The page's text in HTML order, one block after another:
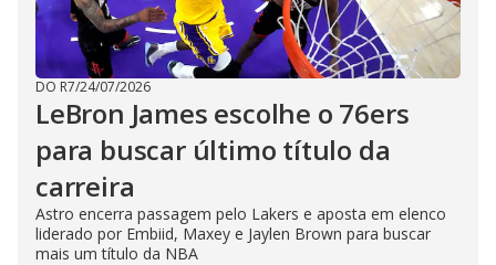
DO R7/24/07/2026
LeBron James escolhe o 76ers
para buscar último título da
carreira
Astro encerra passagem pelo Lakers e aposta em elenco
liderado por Embiid, Maxey e Jaylen Brown para buscar
mais um título da NBA